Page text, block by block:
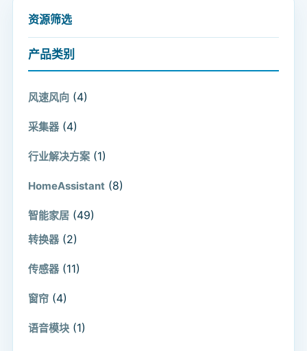
资源筛选
产品类别
风速风向 (4)
采集器 (4)
行业解决方案 (1)
HomeAssistant (8)
智能家居 (49)
转换器 (2)
传感器 (11)
窗帘 (4)
语音模块 (1)